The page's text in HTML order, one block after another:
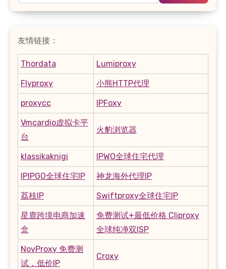
友情链接：
Thordata Lumiproxy
Flyproxy 小熊HTTP代理
proxycc IPFoxy
Vmcardio虚拟卡平
台
火豹浏览器
klassikaknigi IPWO全球住宅代理
IPIPGO全球住宅IP 神龙海外代理IP
荔枝IP Swiftproxy全球住宅IP
星鹿跨境电商加速
盒
免费测试+最低价格 Cliproxy
全球纯净双ISP
NovProxy 免费测
试，低价IP
Croxy